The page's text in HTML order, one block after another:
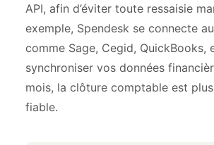
API, afin d’éviter toute ressaisie
exemple, Spendesk se connecte
comme Sage, Cegid, QuickBooks,
synchroniser vos données
mois, la clôture comptable est
fiable.